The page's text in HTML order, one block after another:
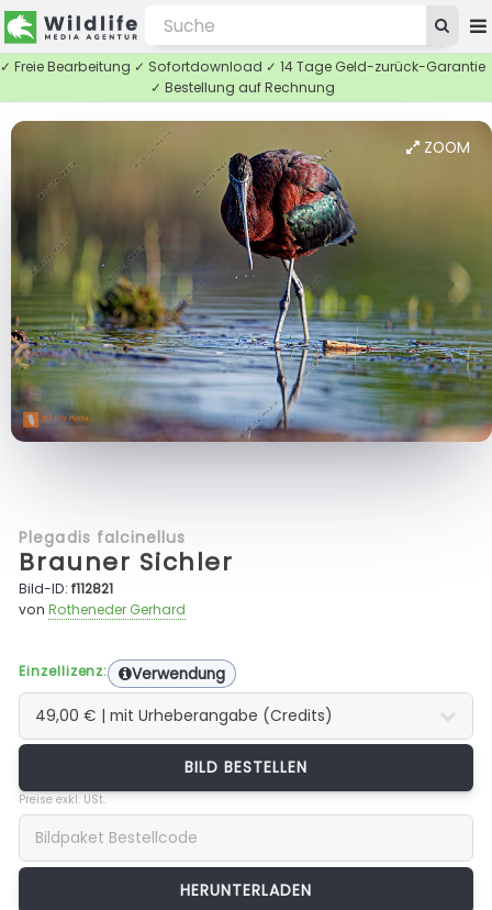
✓ Freie Bearbeitung ✓ Sofortdownload ✓ 14 Tage Geld-zurück-Garantie
✓ Bestellung auf Rechnung
ZOOM
Plegadis falcinellus
Brauner Sichler
Bild-ID:f112821
vonRotheneder Gerhard
Einzellizenz: Verwendung
BILD BESTELLEN
Preise exkl. USt.